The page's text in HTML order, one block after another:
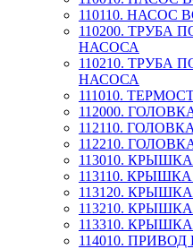
110110. НАСОС
110200.
НАСОСА
110210.
НАСОСА
111010.
112000.
112110.
112210.
113010.
113110.
113120.
113210.
113310.
114010. ПРИВОД